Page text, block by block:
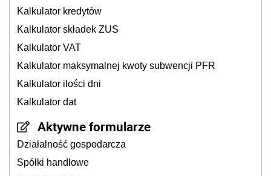
Kalkulator kredytów
Kalkulator składek ZUS
Kalkulator VAT
Kalkulator maksymalnej kwoty subwencji PFR
Kalkulator ilości dni
Kalkulator dat
Aktywne formularze
Działalność gospodarcza
Spółki handlowe